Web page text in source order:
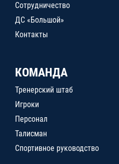
Сотрудничество
ДС «Большой»
Контакты
КОМАНДА
Тренерский штаб
Игроки
Персонал
Талисман
Спортивное руководство